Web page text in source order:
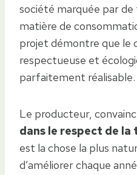
société marquée par
matière de
projet démontre que le
respectueuse et
parfaitement réalisable.
Le producteur,
dans le respect de
est la chose la plus
d’améliorer chaque